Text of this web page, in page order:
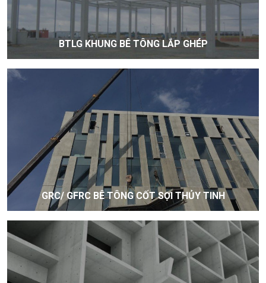
BTLG KHUNG BÊ TÔNG LẮP GHÉP
GRC/ GFRC BÊ TÔNG CỐT SỢI THỦY TINH